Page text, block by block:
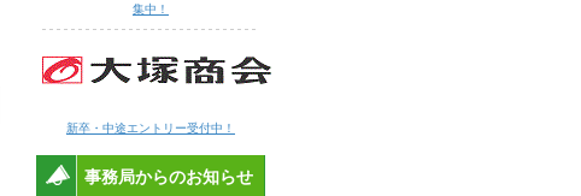
集中！
新卒・中途エントリー受付中！
事務局からのお知らせ